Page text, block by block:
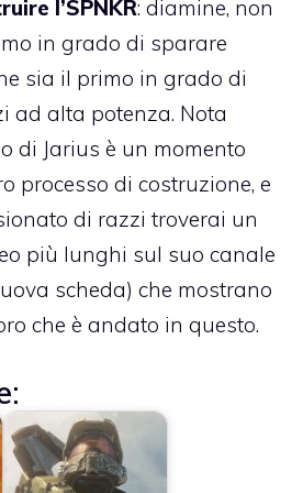
l’SPNKR: diamine, non
in grado di sparare
sia il primo in grado di
ad alta potenza. Nota
di Jarius è un momento
processo di costruzione, e
di razzi troverai un
più lunghi sul suo canale
scheda) che mostrano
che è andato in questo.